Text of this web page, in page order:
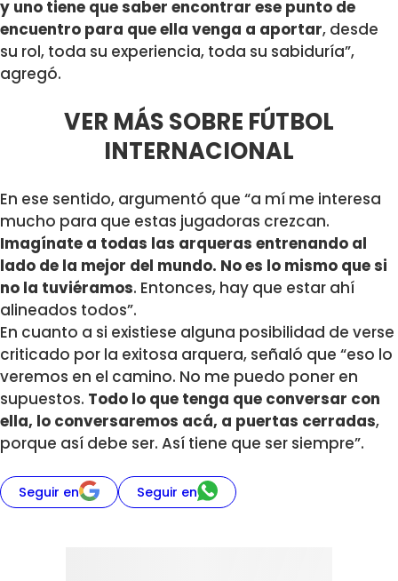
y uno tiene que saber encontrar ese punto de
encuentro para que ella venga a aportar, desde
su rol, toda su experiencia, toda su sabiduría”,
agregó.
VER MÁS SOBRE FÚTBOL
INTERNACIONAL
En ese sentido, argumentó que “a mí me interesa
mucho para que estas jugadoras crezcan.
Imagínate a todas las arqueras entrenando al
lado de la mejor del mundo. No es lo mismo que si
no la tuviéramos. Entonces, hay que estar ahí
alineados todos”.
En cuanto a si existiese alguna posibilidad de verse
criticado por la exitosa arquera, señaló que “eso lo
veremos en el camino. No me puedo poner en
supuestos. Todo lo que tenga que conversar con
ella, lo conversaremos acá, a puertas cerradas,
porque así debe ser. Así tiene que ser siempre”.
Seguir en Seguir en